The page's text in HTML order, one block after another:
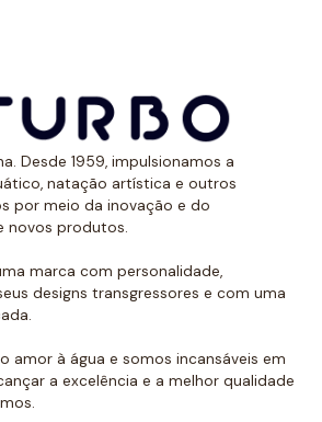
sofrer desgaste.
de calção para
usar o calção para praticar
natação. Como se encaixa
dificulta que o jogador de
agarrado pelos rivais, algo de vital
nossos calções não arrastam
melhorando a mobilidade
É por isso que eles podem ser
problema para natação ou
Desde 1959, impulsionamos a
natação artística e outros
por meio da inovação e do
novos produtos.
marca com personalidade,
designs transgressores e com uma
amor à água e somos incansáveis em
a excelência e a melhor qualidade